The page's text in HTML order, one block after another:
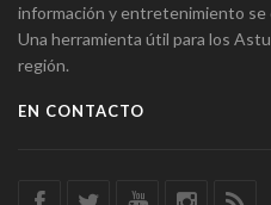
información y entretenimiento se
Una herramienta útil para los
región.
EN CONTACTO